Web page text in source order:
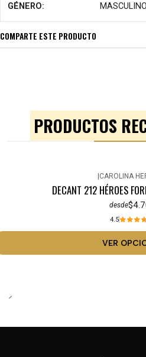
GÉNERO: MASCULINO
COMPARTE ESTE PRODUCTO
PRODUCTOS
CAROLINA
DECANT 212 HÉROES
desde
4.5
VER